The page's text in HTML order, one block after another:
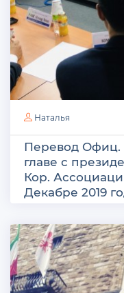
Наталья
Перевод Офиц.
главе с
Кор.
Декабре 2019